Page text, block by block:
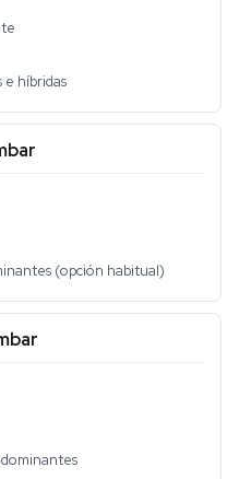
e híbridas
(opción habitual)